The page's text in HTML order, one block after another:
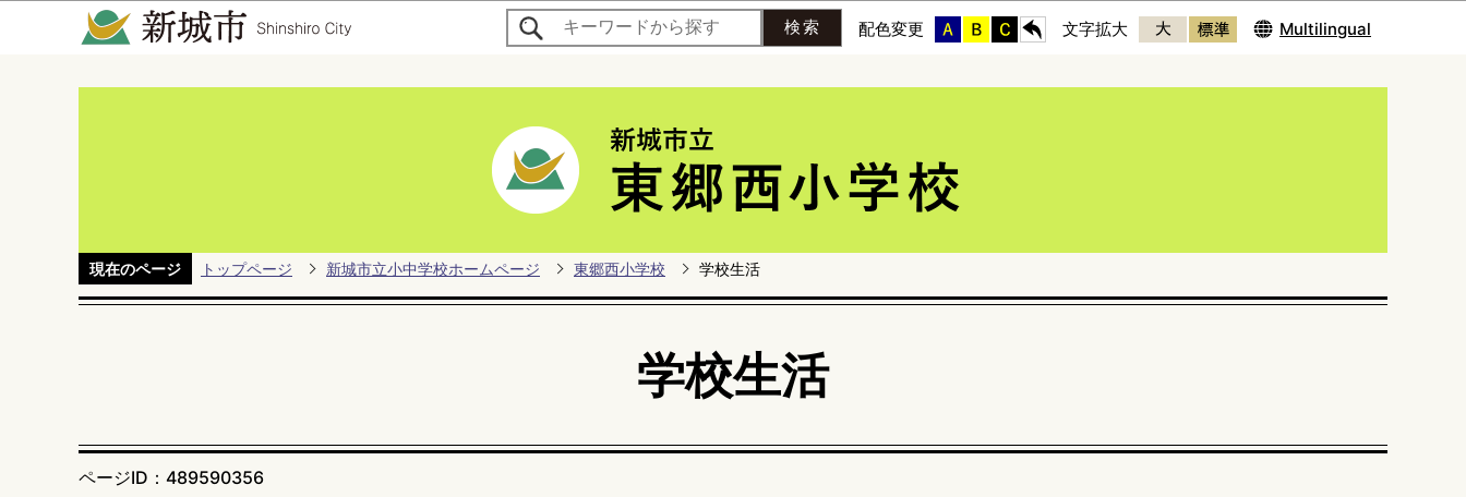
このページの本文へ移動
配色変更 文字拡大 Multilingual
現在のページ トップページ 新城市立小中学校ホームページ 東郷西小学校 学校生活
学校生活
ページID：489590356